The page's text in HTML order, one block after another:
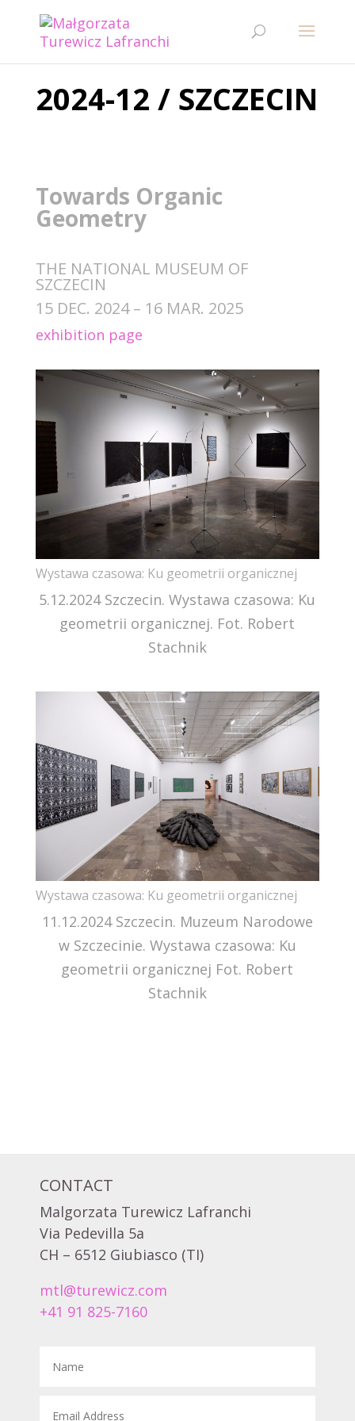
2024-12 / SZCZECIN
Towards Organic
Geometry
THE NATIONAL MUSEUM OF
SZCZECIN
15 DEC. 2024 – 16 MAR. 2025
exhibition page
Wystawa czasowa: Ku geometrii organicznej
5.12.2024 Szczecin. Wystawa czasowa: Ku
geometrii organicznej. Fot. Robert
Stachnik
Wystawa czasowa: Ku geometrii organicznej
11.12.2024 Szczecin. Muzeum Narodowe
w Szczecinie. Wystawa czasowa: Ku
geometrii organicznej Fot. Robert
Stachnik
CONTACT
Malgorzata Turewicz Lafranchi
Via Pedevilla 5a
CH – 6512 Giubiasco (TI)
mtl@turewicz.com
+41 91 825-7160